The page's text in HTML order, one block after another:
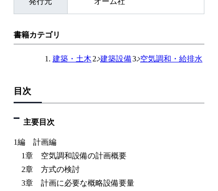
書籍カテゴリ
建築・土木 建築設備 空気調和・給排水
目次
主要目次
1編 計画編
1章 空気調和設備の計画概要
2章 方式の検討
3章 計画に必要な概略設備要量